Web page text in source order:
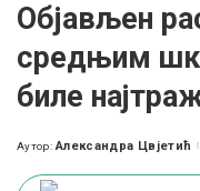
Објављен
средњим
биле
Posted
Аутор: Александра Цвјетић